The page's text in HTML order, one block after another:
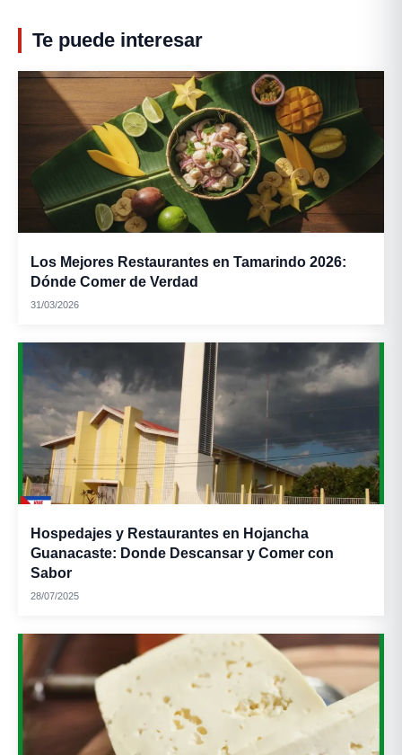
Te puede interesar
Los Mejores Restaurantes en Tamarindo 2026:
Dónde Comer de Verdad
31/03/2026
Hospedajes y Restaurantes en Hojancha
Guanacaste: Donde Descansar y Comer con
Sabor
28/07/2025